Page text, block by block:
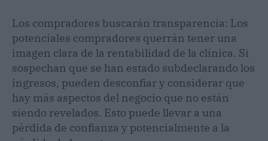
Los compradores buscarán transparencia: Los
potenciales compradores querrán tener una
imagen clara de la rentabilidad de la clínica. Si
sospechan que se han estado subdeclarando los
ingresos, pueden desconfiar y considerar que
hay más aspectos del negocio que no están
siendo revelados. Esto puede llevar a una
pérdida de confianza y potencialmente a la